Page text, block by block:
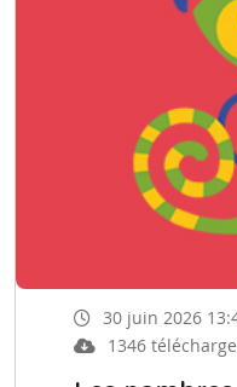
30 juin 2026
1346